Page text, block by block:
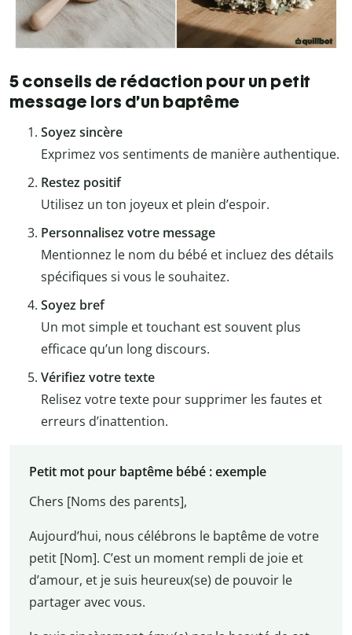
5 conseils de rédaction pour un petit
message lors d’un baptême
Soyez sincère
Exprimez vos sentiments de manière authentique.
Restez positif
Utilisez un ton joyeux et plein d’espoir.
Personnalisezvotre message
Mentionnez le nom du bébé et incluez des détails
spécifiques si vous le souhaitez.
Soyez bref
Un mot simple et touchant est souvent plus
efficace qu’un long discours.
Vérifiez votre texte
Relisez votre texte pour supprimer les fautes et
erreurs d’inattention.
Petit mot pour baptême bébé : exemple
Chers [Noms des parents],
Aujourd’hui, nous célébrons le baptême de votre
petit [Nom]. C’est un moment rempli de joie et
d’amour, et je suis heureux(se) de pouvoir le
partager avec vous.